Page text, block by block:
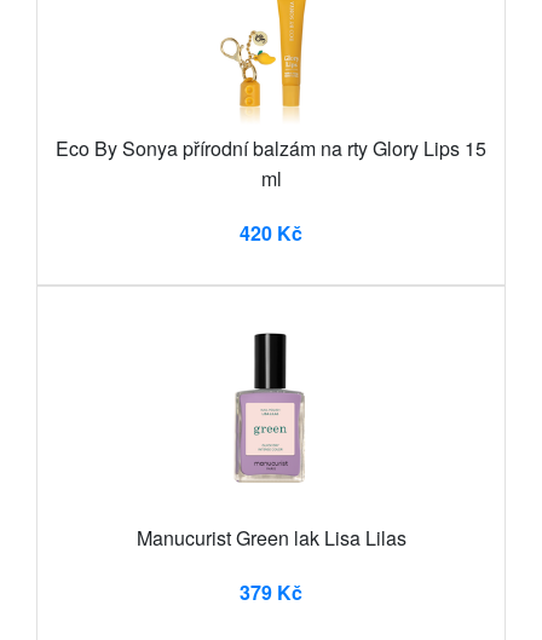
Eco By Sonya přírodní balzám na rty Glory Lips 15
ml
420 Kč
Manucurist Green lak Lisa Lilas
379 Kč